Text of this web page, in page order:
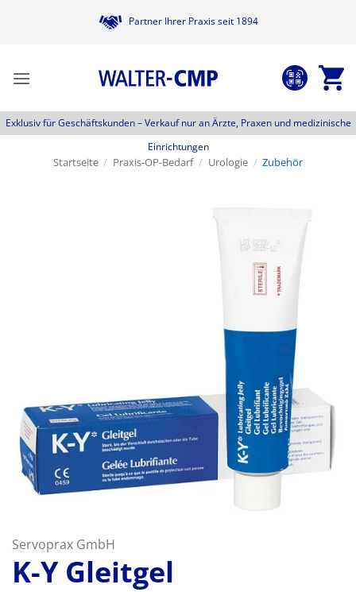
Partner Ihrer Praxis seit 1894
Exklusiv für Geschäftskunden –Verkauf nur an Ärzte, Praxen und medizinische
Einrichtungen
Startseite / Praxis-OP-Bedarf / Urologie / Zubehör
Servoprax GmbH
K-Y Gleitgel